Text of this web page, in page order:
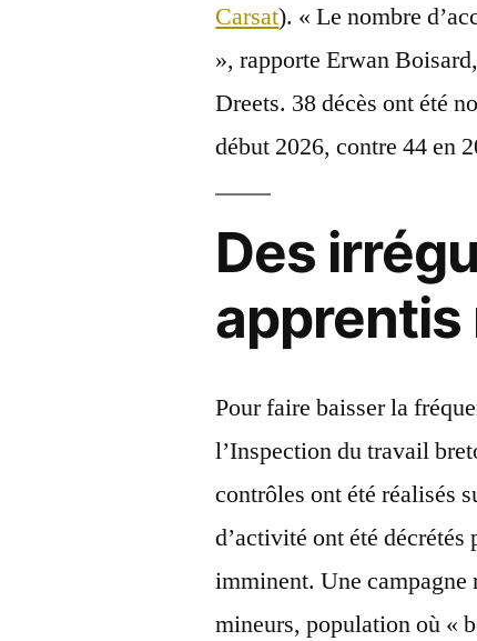
Carsat). « Le nombre
», rapporte Erwan
Dreets. 38 décès ont été
début 2026, contre 44 en
Des
apprentis
Pour faire baisser la
l’Inspection du travail
contrôles ont été réalisés
d’activité ont été
imminent. Une campagne
mineurs, population où «